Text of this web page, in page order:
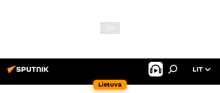
Lietuva
LIT